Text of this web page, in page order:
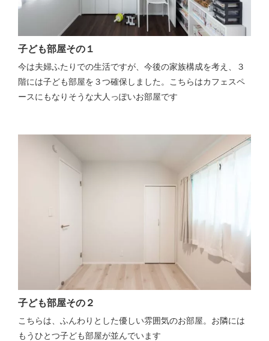
子ども部屋その１
今は夫婦ふたりでの生活ですが、今後の家族構成を考え、３
階には子ども部屋を３つ確保しました。こちらはカフェスペ
ースにもなりそうな大人っぽいお部屋です
子ども部屋その２
こちらは、ふんわりとした優しい雰囲気のお部屋。お隣には
もうひとつ子ども部屋が並んでいます